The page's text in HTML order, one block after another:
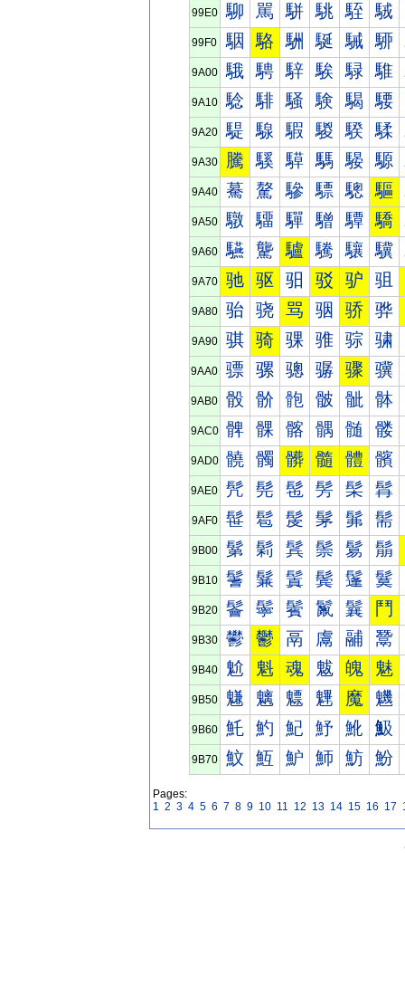
99E0 駠 駡 駢 駣 駤 駥
99F0 駰 駱 駲 駳 駴 駵
9A00 騀 騁 騂 騃 騄 騅
9A10 騐 騑 騒 験 騔 騕
9A20 騠 騡 騢 騣 騤 騥
9A30 騰 騱 騲 騳 騴 騵
9A40 驀 驁 驂 驃 驄 驅
9A50 驐 驑 驒 驓 驔 驕
9A60 驠 驡 驢 驣 驤 驥
9A70 驰 驱 驲 驳 驴 驵
9A80 骀 骁 骂 骃 骄 骅
9A90 骐 骑 骒 骓 骔 骕
9AA0 骠 骡 骢 骣 骤 骥
9AB0 骰 骱 骲 骳 骴 骵
9AC0 髀 髁 髂 髃 髄 髅
9AD0 髐 髑 髒 髓 體 髕
9AE0 髠 髡 髢 髣 髤 髥
9AF0 髰 髱 髲 髳 髴 髵
9B00 鬀 鬁 鬂 鬃 鬄 鬅
9B10 鬐 鬑 鬒 鬓 鬔 鬕
9B20 鬠 鬡 鬢 鬣 鬤 鬥
9B30 鬰 鬱 鬲 鬳 鬴 鬵
9B40 魀 魁 魂 魃 魄 魅
9B50 魐 魑 魒 魓 魔 魕
9B60 魠 魡 魢 魣 魤 魥
9B70 魰 魱 魲 魳 魴 魵
Pages:
1 2 3 4 5 6 7 8 9 10 11 12 13 14 15 16 17